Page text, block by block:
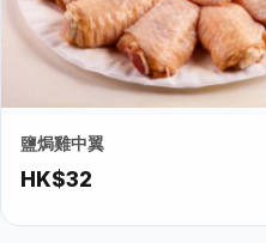
鹽焗雞中翼
HK$32